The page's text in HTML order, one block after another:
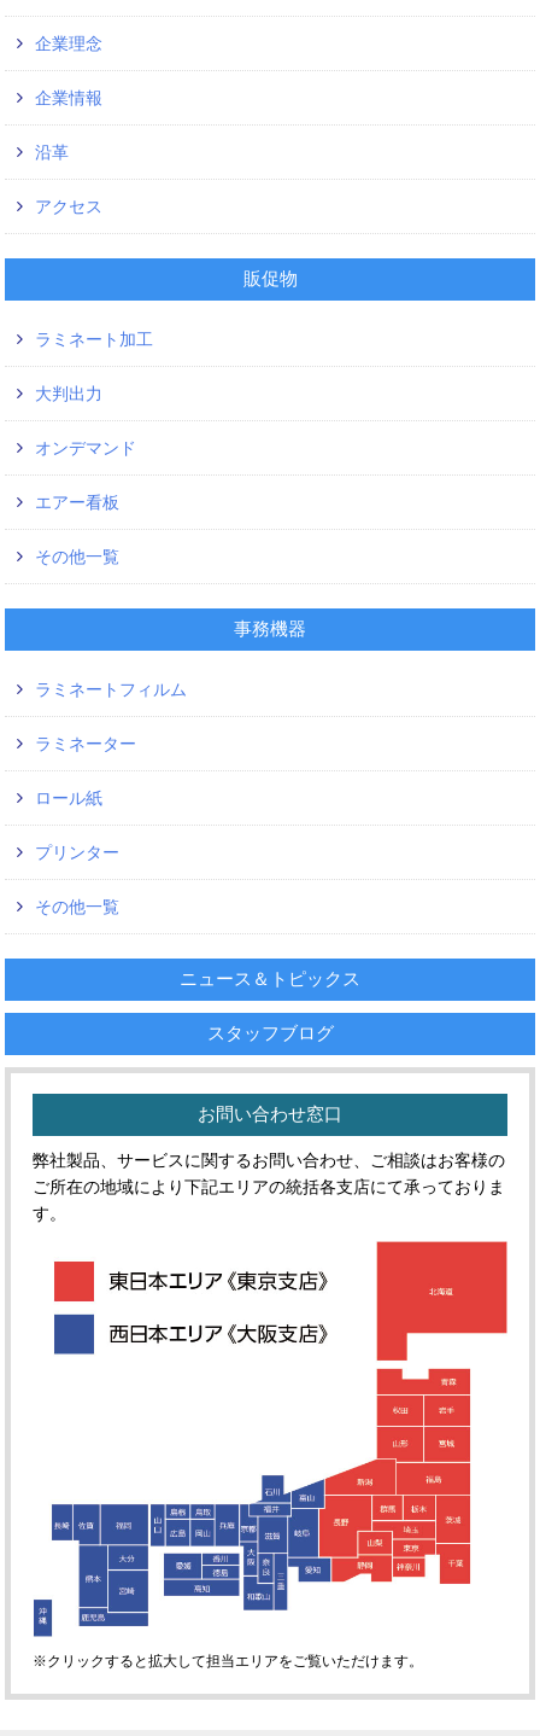
企業理念
企業情報
沿革
アクセス
販促物
ラミネート加工
大判出力
オンデマンド
エアー看板
その他一覧
事務機器
ラミネートフィルム
ラミネーター
ロール紙
プリンター
その他一覧
ニュース＆トピックス
スタッフブログ
お問い合わせ窓口
弊社製品、サービスに関するお問い合わせ、ご相談はお客様の
ご所在の地域により下記エリアの統括各支店にて承っておりま
す。
※クリックすると拡大して担当エリアをご覧いただけます。